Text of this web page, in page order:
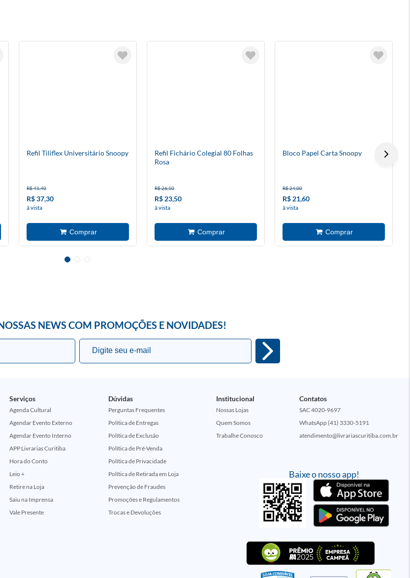
Refil Tiliflex Universitário Snoopy
R$ 41,40
R$ 37,30
à vista
Refil Fichário Colegial 80 Folhas
Rosa
R$ 26,10
R$ 23,50
à vista
Bloco Papel Carta Snoopy
R$ 24,00
R$ 21,60
à vista
NEWS COM PROMOÇÕES E NOVIDADES!
Baixe o nosso app!
Serviços
Agenda Cultural
Agendar Evento Externo
Agendar Evento Interno
APP Livrarias Curitiba
Hora do Conto
Leio +
Retire na Loja
Saiu na Imprensa
Vale Presente
Dúvidas
Perguntas Frequentes
Política de Entregas
Política de Exclusão
Política de Pré-Venda
Política de Privacidade
Política de Retirada em Loja
Prevenção de Fraudes
Promoções e Regulamentos
Trocas e Devoluções
Institucional
Nossas Lojas
Quem Somos
Trabalhe Conosco
Contatos
SAC 4020-9697
WhatsApp (41) 3330-5191
atendimento@livrariascuritiba.com.br